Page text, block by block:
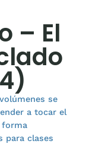
– El
se
a tocar el
forma
para clases